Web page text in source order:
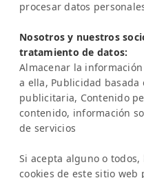
Representación en Europa:
Tel:+49-221-7597715
SERVICIO
Preguntas frecuentes
Academia Latinconnect
Asistencia
Aviso legal
procesar datos
Nosotros y nuestros
tratamiento de datos:
Almacenar la
a ella, Publicidad
publicitaria, Contenido
contenido, información
de servicios
Si acepta alguno o
cookies de este sitio web